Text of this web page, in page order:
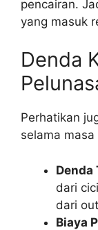
pencairan.
yang masuk
Denda
Perhatikan
selama
Denda
dari
dari
Biaya